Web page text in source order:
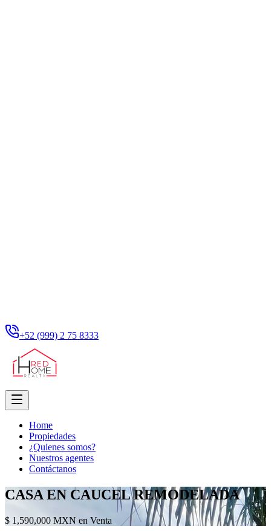
+52 (999) 2 75 8333
Home
Propiedades
¿Quienes somos?
Nuestros agentes
Contáctanos
CASA EN CAUCEL REMODELADA
$ 1,590,000 MXN en Venta